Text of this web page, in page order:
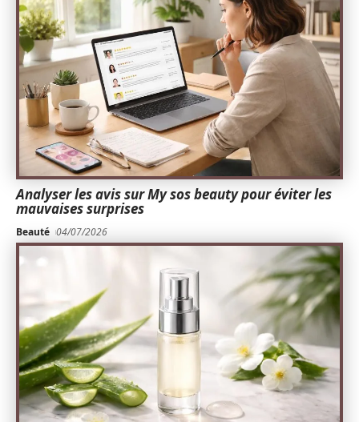
Analyser les avis sur My sos beauty pour éviter les
mauvaises surprises
Beauté 04/07/2026